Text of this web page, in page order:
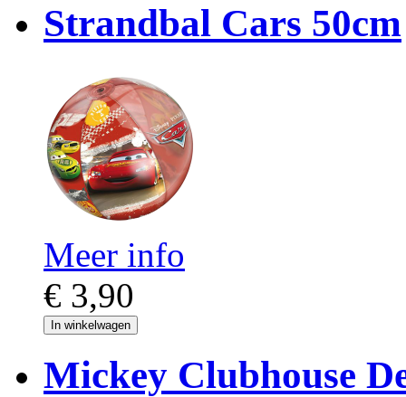
Strandbal Cars 50cm
Meer info
€ 3,90
In winkelwagen
Mickey Clubhouse